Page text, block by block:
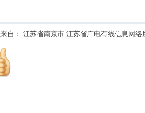
来自： 江苏省南京市 江苏省广电有线信息网络